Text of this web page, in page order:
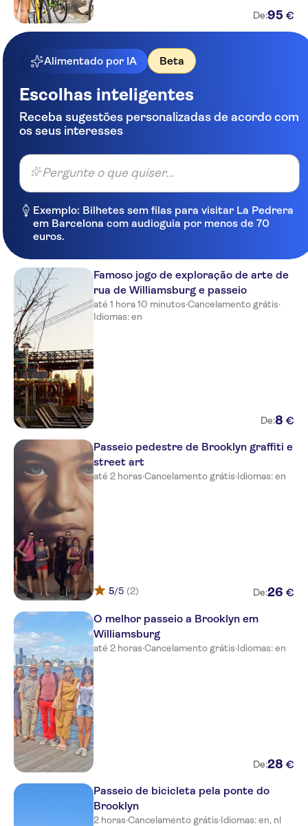
De:95 €
Alimentado por IA Beta
Escolhas inteligentes
Receba sugestões personalizadas de acordo com
os seus interesses
Pergunte o que quiser...
Exemplo: Bilhetes sem filas para visitar La Pedrera
em Barcelona com audioguia por menos de 70
euros.
Famoso jogo de exploração de arte de
rua de Williamsburg e passeio
até 1 hora 10 minutos·Cancelamento grátis·
Idiomas: en
De:8 €
Passeio pedestre de Brooklyn graffiti e
street art
até 2 horas·Cancelamento grátis·Idiomas: en
5/5 (2) De:26 €
O melhor passeio a Brooklyn em
Williamsburg
até 2 horas·Cancelamento grátis·Idiomas: en
De:28 €
Passeio de bicicleta pela ponte do
Brooklyn
2 horas·Cancelamento grátis·Idiomas: en, nl